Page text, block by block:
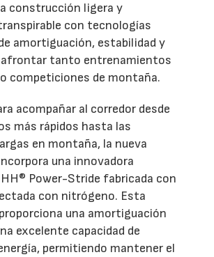
construcción ligera y
con tecnologías
amortiguación, estabilidad y
afrontar tanto entrenamientos
competiciones de montaña.
acompañar al corredor desde
más rápidos hasta las
en montaña, la nueva
una innovadora
Power-Stride fabricada con
con nitrógeno. Esta
una amortiguación
excelente capacidad de
permitiendo mantener el